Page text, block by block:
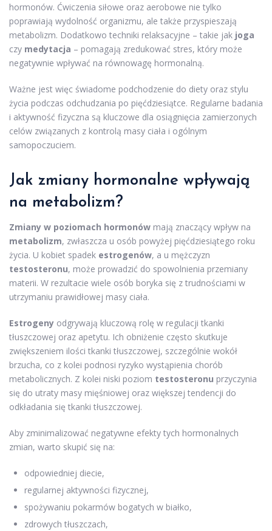
hormonów. Ćwiczenia siłowe oraz aerobowe nie tylko
poprawiają wydolność organizmu, ale także przyspieszają
metabolizm. Dodatkowo techniki relaksacyjne – takie jak joga
czy medytacja – pomagają zredukować stres, który może
negatywnie wpływać na równowagę hormonalną.
Ważne jest więc świadome podchodzenie do diety oraz stylu
życia podczas odchudzania po pięćdziesiątce. Regularne badania
i aktywność fizyczna są kluczowe dla osiągnięcia zamierzonych
celów związanych z kontrolą masy ciała i ogólnym
samopoczuciem.
Jak zmiany hormonalne wpływają
na metabolizm?
Zmiany w poziomach hormonów mają znaczący wpływ na
metabolizm, zwłaszcza u osób powyżej pięćdziesiątego roku
życia. U kobiet spadek estrogenów, a u mężczyzn
testosteronu, może prowadzić do spowolnienia przemiany
materii. W rezultacie wiele osób boryka się z trudnościami w
utrzymaniu prawidłowej masy ciała.
Estrogeny odgrywają kluczową rolę w regulacji tkanki
tłuszczowej oraz apetytu. Ich obniżenie często skutkuje
zwiększeniem ilości tkanki tłuszczowej, szczególnie wokół
brzucha, co z kolei podnosi ryzyko wystąpienia chorób
metabolicznych. Z kolei niski poziom testosteronu przyczynia
się do utraty masy mięśniowej oraz większej tendencji do
odkładania się tkanki tłuszczowej.
Aby zminimalizować negatywne efekty tych hormonalnych
zmian, warto skupić się na:
odpowiedniej diecie,
regularnej aktywności fizycznej,
spożywaniu pokarmów bogatych w białko,
zdrowych tłuszczach,